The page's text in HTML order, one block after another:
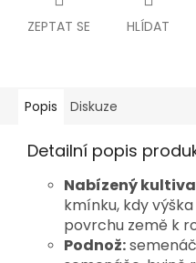
ZEPTAT SE HLÍDAT
Popis Diskuze
Detailní popis
Nabízený
kmínku, kdy
povrchu země k
Podnož: